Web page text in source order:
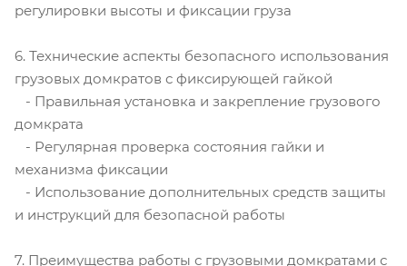
регулировки высоты и фиксации груза
6. Технические аспекты безопасного использования
грузовых домкратов с фиксирующей гайкой
- Правильная установка и закрепление грузового
домкрата
- Регулярная проверка состояния гайки и
механизма фиксации
- Использование дополнительных средств защиты
и инструкций для безопасной работы
7. Преимущества работы с грузовыми домкратами с